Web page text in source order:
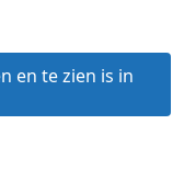
en te zien is in